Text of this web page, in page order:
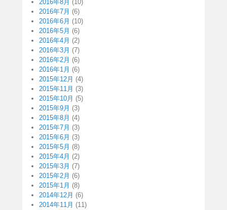
2016年8月 (10)
2016年7月 (6)
2016年6月 (10)
2016年5月 (6)
2016年4月 (2)
2016年3月 (7)
2016年2月 (6)
2016年1月 (6)
2015年12月 (4)
2015年11月 (3)
2015年10月 (5)
2015年9月 (3)
2015年8月 (4)
2015年7月 (3)
2015年6月 (3)
2015年5月 (8)
2015年4月 (2)
2015年3月 (7)
2015年2月 (6)
2015年1月 (8)
2014年12月 (6)
2014年11月 (11)